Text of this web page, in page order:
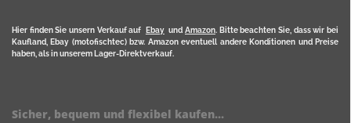
Hier finden Sie unsern Verkauf auf Ebayund Amazon. Bitte beachten Sie, dass wir bei
Kaufland, Ebay (motofischtec) bzw. Amazon eventuell andere Konditionen und Preise
haben, als in unserem Lager-Direktverkauf.
Sicher, bequem und flexibel kaufen...